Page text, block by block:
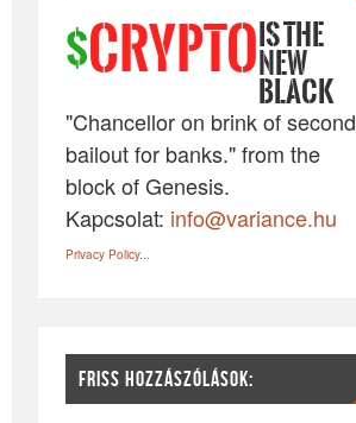
$CRYPTO IS THE
NEW
BLACK
"Chancellor on brink of second
bailout for banks." from the
block of Genesis.
Kapcsolat: info@variance.hu
Privacy Policy...
FRISS HOZZÁSZÓLÁSOK: